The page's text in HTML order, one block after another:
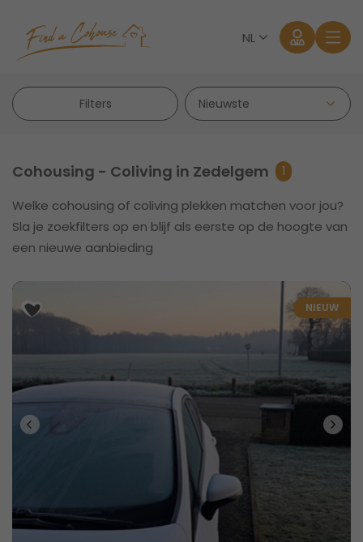
NL
Aanmelden
Wachtwoord vergeten?
Filters
Cohousing - Coliving in Zedelgem 1
Welke cohousing of coliving plekken matchen voor jou?
Sla je zoekfilters op en blijf als eerste op de hoogte van
een nieuwe aanbieding
NIEUW